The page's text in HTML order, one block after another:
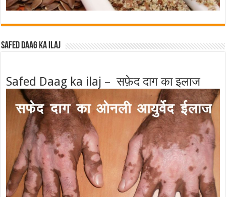
Safed Daag ka ilaj
Safed Daag ka ilaj – सफ़ेद दाग का इलाज